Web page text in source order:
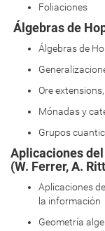
Foliaciones
Álgebras de
Álgebras de
Ore
Mónadas y
Grupos
Aplicaciones
(W. Ferrer, A.
Aplicaciones
la información
Geometría